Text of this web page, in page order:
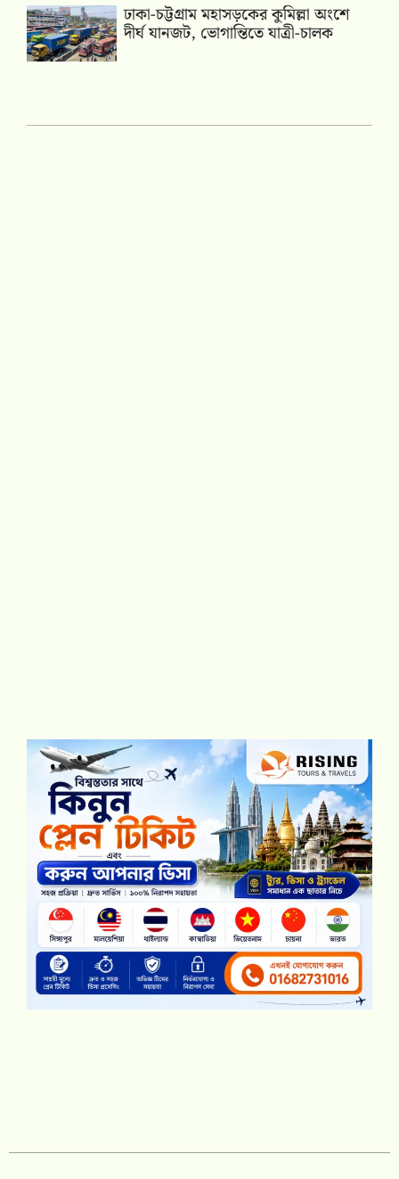
ঢাকা-চট্টগ্রাম মহাসড়কের কুমিল্লা অংশে
দীর্ঘ যানজট, ভোগান্তিতে যাত্রী-চালক